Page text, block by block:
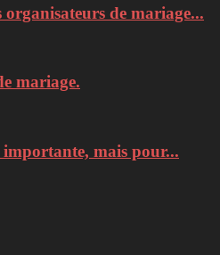
organisateurs de mariage...
mariage.
mais pour...